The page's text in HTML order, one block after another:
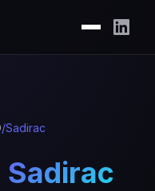
/Sadirac
Sadirac